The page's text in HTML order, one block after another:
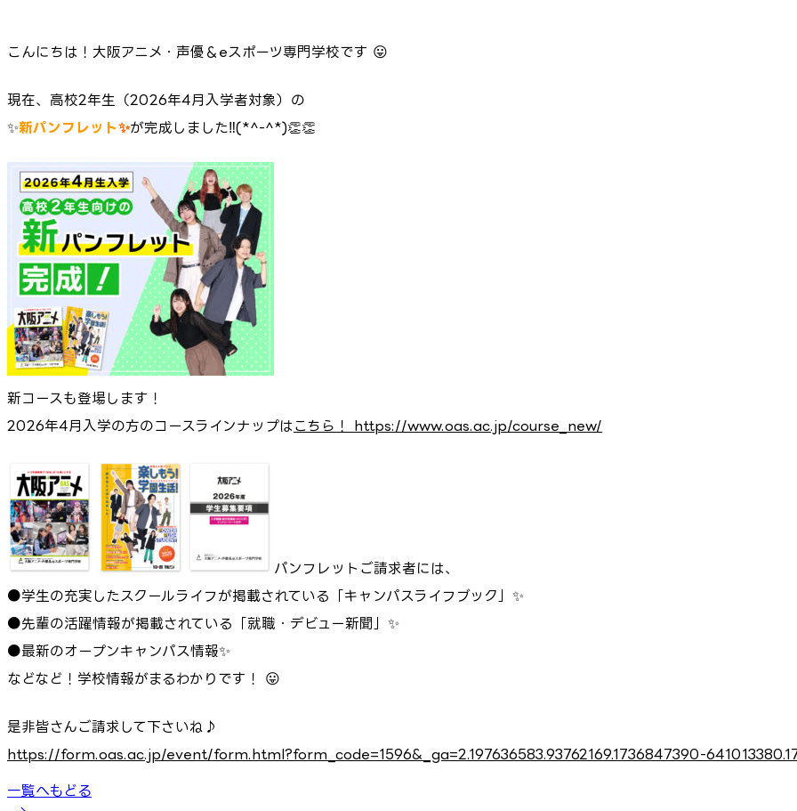
こんにちは！大阪アニメ・声優＆eスポーツ専門学校です 😛
現在、高校2年生（2026年4月入学者対象）の
✨新パンフレット✨が完成しました‼(*^-^*)👏👏
新コースも登場します！
2026年4月入学の方のコースラインナップは こちら！➡➡ https://www.oas.ac.jp/course_new/
パンフレットご請求者には、
●学生の充実したスクールライフが掲載されている「キャンパスライフブック」✨
●先輩の活躍情報が掲載されている「就職・デビュー新聞」✨
●最新のオープンキャンパス情報✨
などなど！学校情報がまるわかりです！ 😛
是非皆さんご請求して下さいね♪
https://form.oas.ac.jp/event/form.html?form_code=1596&_ga=2.197636583.93762169.1736847390-
一覧へもどる